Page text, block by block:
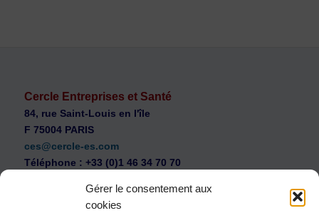
Gérer le consentement aux
cookies
Cercle Entreprises et Santé
84, rue Saint-Louis en l'île
F 75004 PARIS
ces@cercle-es.com
Téléphone : +33 (0)1 46 34 70 70